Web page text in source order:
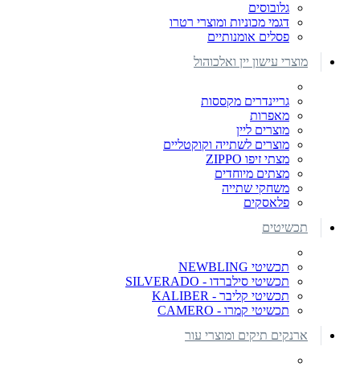
גלובוסים
דגמי מכוניות ומוצרי רטרו
פסלים אומנותיים
מוצרי עישון יין ואלכוהול
גריינדרים מקססות
מאפרות
מוצרים ליין
מוצרים לשתייה וקוקטליים
מצתי זיפו ZIPPO
מצתים מיוחדים
משחקי שתייה
פלאסקים
תכשיטים
תכשיטי NEWBLING
תכשיטי סילברדו - SILVERADO
תכשיטי קליבר - KALIBER
תכשיטי קמרו - CAMERO
ארנקים תיקים ומוצרי עור